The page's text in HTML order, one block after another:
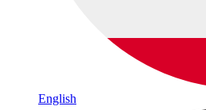
English